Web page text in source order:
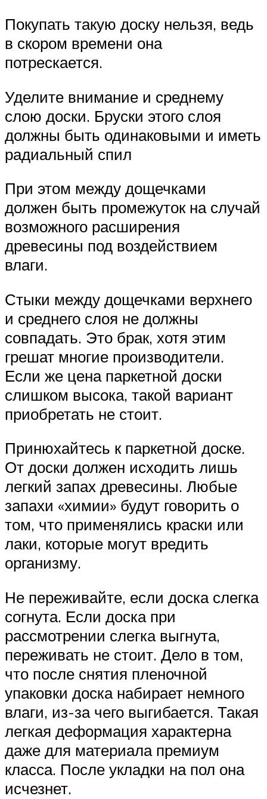
Покупать такую доску нельзя, ведь
в скором времени она
потрескается.
Уделите внимание и среднему
слою доски. Бруски этого слоя
должны быть одинаковыми и иметь
радиальный спил
При этом между дощечками
должен быть промежуток на случай
возможного расширения
древесины под воздействием
влаги.
Стыки между дощечками верхнего
и среднего слоя не должны
совпадать. Это брак, хотя этим
грешат многие производители.
Если же цена паркетной доски
слишком высока, такой вариант
приобретать не стоит.
Принюхайтесь к паркетной доске.
От доски должен исходить лишь
легкий запах древесины. Любые
запахи «химии» будут говорить о
том, что применялись краски или
лаки, которые могут вредить
организму.
Не переживайте, если доска слегка
согнута. Если доска при
рассмотрении слегка выгнута,
переживать не стоит. Дело в том,
что после снятия пленочной
упаковки доска набирает немного
влаги, из-за чего выгибается. Такая
легкая деформация характерна
даже для материала премиум
класса. После укладки на пол она
исчезнет.